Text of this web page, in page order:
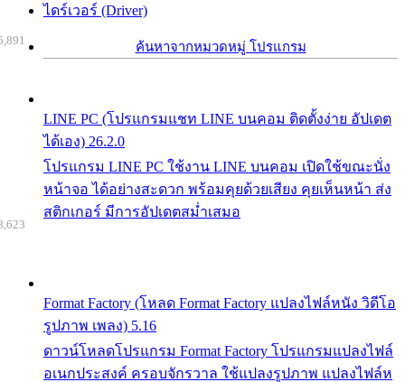
ไดร์เวอร์ (Driver)
ค้นหาจากหมวดหมู่ โปรแกรม
LINE PC (โปรแกรมแชท LINE บนคอม ติดตั้งง่าย อัปเดต
ได้เอง) 26.2.0
โปรแกรม LINE PC ใช้งาน LINE บนคอม เปิดใช้ขณะนั่ง
หน้าจอ ได้อย่างสะดวก พร้อมคุยด้วยเสียง คุยเห็นหน้า ส่ง
สติกเกอร์ มีการอัปเดตสม่ำเสมอ
Format Factory (โหลด Format Factory แปลงไฟล์หนัง วิดีโอ
รูปภาพ เพลง) 5.16
ดาวน์โหลดโปรแกรม Format Factory โปรแกรมแปลงไฟล์
อเนกประสงค์ ครอบจักรวาล ใช้แปลงรูปภาพ แปลงไฟล์ห